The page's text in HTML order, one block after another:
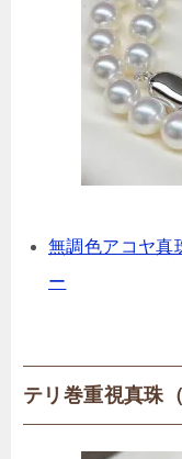
無調色アコヤ真
ー
テリ巻重視真珠